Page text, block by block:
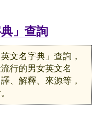
典」查詢
文名字典」查詢，
行的男女英文名
、解釋、來源等，